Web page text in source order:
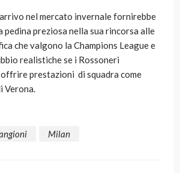
nel mercato invernale fornirebbe
pedina preziosa nella sua rincorsa alle
che valgono la Champions League e
realistiche se i Rossoneri
prestazioni di squadra come
Verona.
Milan